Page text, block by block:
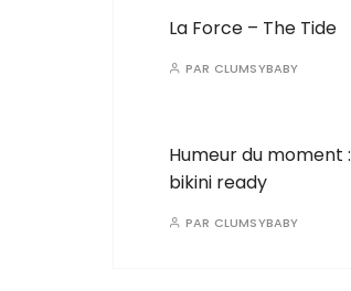
La Force – The Tide
PAR CLUMSYBABY
Humeur du moment :
bikini ready
PAR CLUMSYBABY